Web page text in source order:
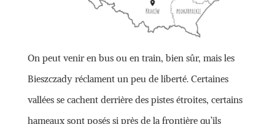
On peut venir en bus ou en train, bien sûr, mais les
Bieszczady réclament un peu de liberté. Certaines
vallées se cachent derrière des pistes étroites, certains
hameaux sont posés si près de la frontière qu’ils